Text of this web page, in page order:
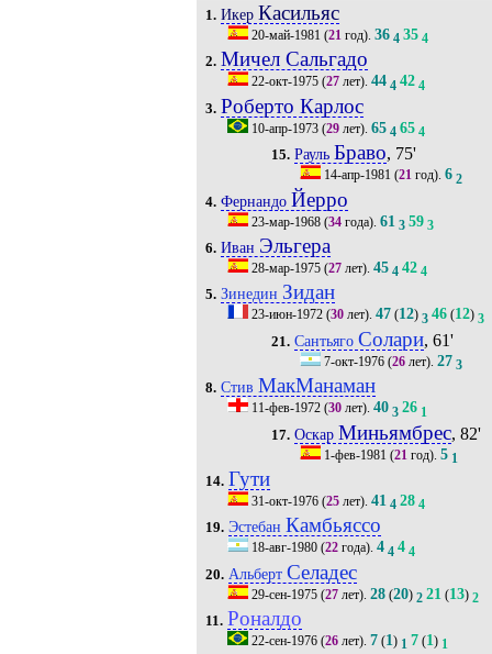
1. Икер Касильяс
20-май-1981 (21год). 36 4 35 4
2. Мичел Сальгадо
22-окт-1975(27лет). 44 4 42 4
3. Роберто Карлос
10-апр-1973(29лет). 65 4 65 4
15. Рауль Браво, 75'
14-апр-1981 (21 год).6 2
4. Фернандо Йерро
23-мар-1968(34года). 61 3 59 3
6. Иван Эльгера
28-мар-1975(27лет). 45 4 42 4
5. Зинедин Зидан
23-июн-1972(30лет). 47(12) 3 46(12) 3
21. Сантьяго Солари, 61'
7-окт-1976 (26 лет).27 3
8. Стив МакМанаман
11-фев-1972(30лет). 40 3 26 1
17. Оскар Миньямбрес, 82'
1-фев-1981 (21 год).5 1
14. Гути
31-окт-1976(25лет). 41 4 28 4
19. Эстебан Камбьяссо
18-авг-1980(22года). 4 4 4 4
20. Альберт Селадес
29-сен-1975(27лет). 28(20) 2 21 (13) 2
11. Роналдо
22-сен-1976(26лет). 7(1) 1 7(1) 1